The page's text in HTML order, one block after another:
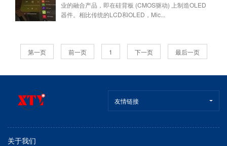
业的融合产品，即在硅背板 (CMOS驱动) 上制造OLED
器件。相比传统的LCD和OLED，Mic...
第一页 前一页 1 下一页 最后一页
友情链接
关于我们